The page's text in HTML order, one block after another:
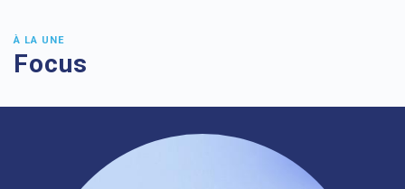
À LA UNE
Focus